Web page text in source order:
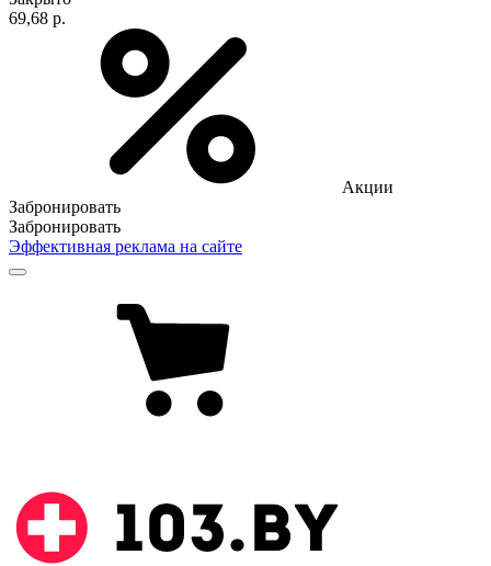
69,68 р.
Акции
Забронировать
Забронировать
Эффективная реклама на сайте